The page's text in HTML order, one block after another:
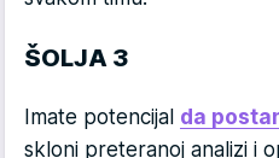
ŠOLJA 3
Imate potencijal da
skloni preteranoj analizi i